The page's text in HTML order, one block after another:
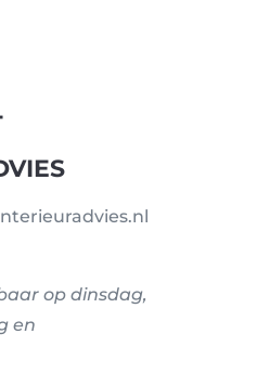
op dinsdag,
en